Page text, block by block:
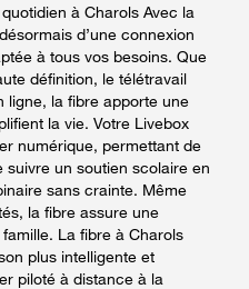
à Charols Avec la
d’une connexion
à tous vos besoins. Que
définition, le télétravail
ligne, la fibre apporte une
la vie. Votre Livebox
numérique, permettant de
un soutien scolaire en
sans crainte. Même
la fibre assure une
La fibre à Charols
plus intelligente et
piloté à distance à la